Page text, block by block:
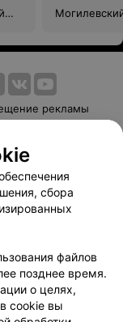
рекламы
оплаты
сбора
файлов
позднее время.
о целях,
cookie вы